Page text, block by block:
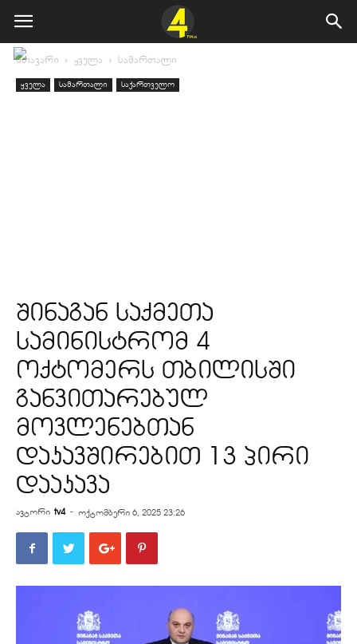
მთავარი ყველა სამართალი
ყველა სამართალი საქართველო
შინაგან საქმეთა
სამინისტრომ 4
ოქტომერს თბილისში
განვითარებულ
მოვლენებთან
დაკავშირებით 13 პირი
დააკავა
ავტორი tv4 - ოქტომბერი 6, 2025 23:26